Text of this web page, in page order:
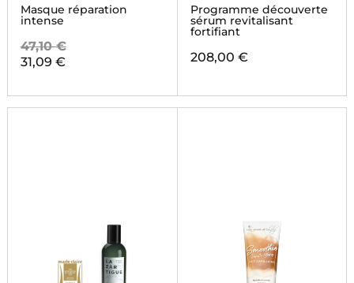
Masque réparation
intense
47,10 €
31,09 €
Programme découverte
sérum revitalisant
fortifiant
208,00 €